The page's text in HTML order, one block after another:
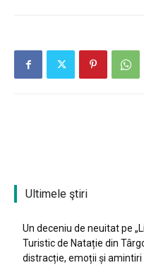
Ultimele ştiri
Un deceniu de neuitat pe
Turistic de Natație din
distracție, emoții și amintiri